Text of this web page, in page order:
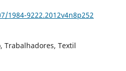
1984-9222.2012v4n8p252
Trabalhadores, Textil